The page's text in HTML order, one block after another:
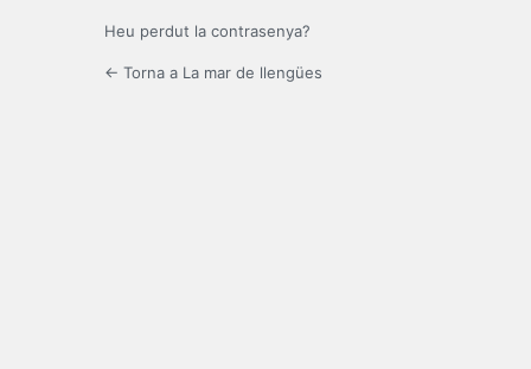
Heu perdut la contrasenya?
← Torna a La mar de llengües